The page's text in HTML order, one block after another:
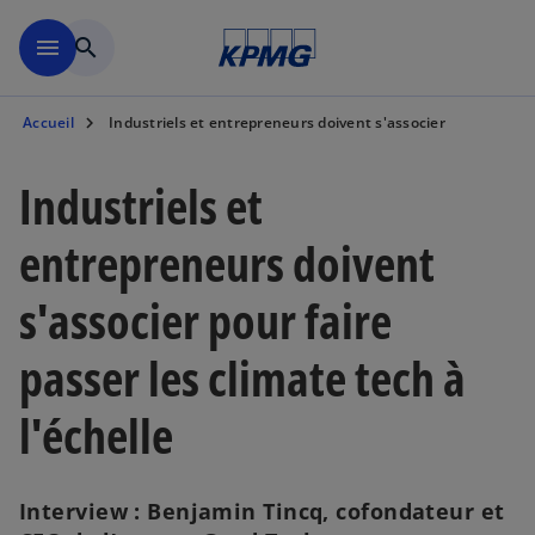
menu search
Accueil Industriels et entrepreneurs doivent s'associer
Industriels et
entrepreneurs doivent
s'associer pour faire
passer les climate tech à
l'échelle
Interview : Benjamin Tincq, cofondateur et